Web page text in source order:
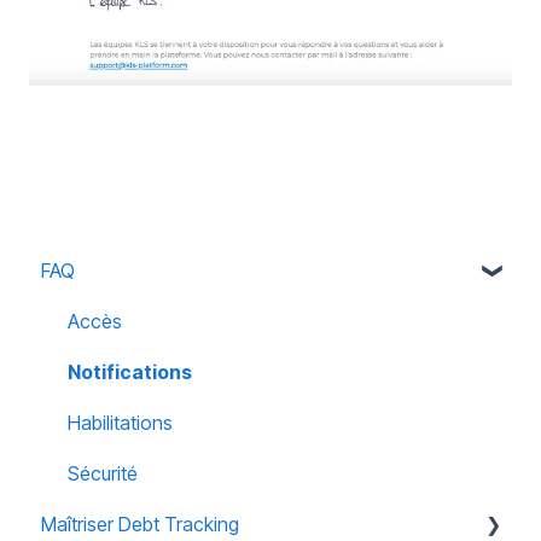
FAQ
Accès
Notifications
Habilitations
Sécurité
Maîtriser Debt Tracking